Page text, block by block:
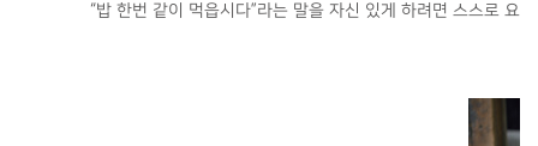
“밥 한번 같이 먹읍시다”라는 말을 자신 있게 하려면 스스로 요